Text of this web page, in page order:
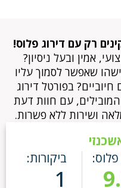
רק עם דירוג פלוס!
אמין ובעל ניסיון?
שאפשר לסמוך עליו
בפורטל דירוג
עם חוות דעת
ושירות ללא פשרות.
פלוס:
ביקורות:
1